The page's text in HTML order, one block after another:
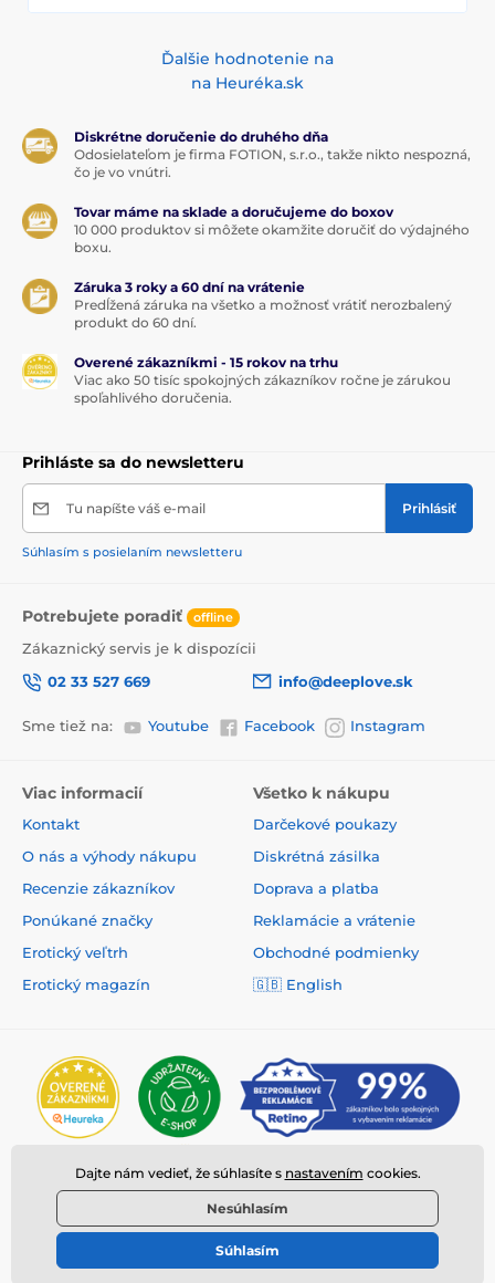
Ďalšie hodnotenie na
na Heuréka.sk
Diskrétne doručenie do druhého dňa
Odosielateľom je firma FOTION, s.r.o., takže nikto nespozná,
čo je vo vnútri.
Tovar máme na sklade a doručujeme do boxov
10 000 produktov si môžete okamžite doručiť do výdajného
boxu.
Záruka 3 roky a 60 dní na vrátenie
Predĺžená záruka na všetko a možnosť vrátiť nerozbalený
produkt do 60 dní.
Overené zákazníkmi - 15 rokov na trhu
Viac ako 50 tisíc spokojných zákazníkov ročne je zárukou
spoľahlivého doručenia.
Prihláste sa do newsletteru
Tu napíšte váš e-mail Prihlásiť
Súhlasím s posielaním newsletteru
Potrebujete poradiť offline
Zákaznický servis je k dispozícii
02 33 527 669
info@deeplove.sk
Sme tiež na: Youtube Facebook Instagram
Viac informacií
Kontakt
O nás a výhody nákupu
Recenzie zákazníkov
Ponúkané značky
Erotický veľtrh
Erotický magazín
Všetko k nákupu
Darčekové poukazy
Diskrétná zásilka
Doprava a platba
Reklamácie a vrátenie
Obchodné podmienky
🇬🇧 English
© 2026 www.deeplove.sk ⦁ E-shop vytvorila
Dajte nám vedieť, že súhlasíte s nastavením cookies.
Nesúhlasím
Súhlasím